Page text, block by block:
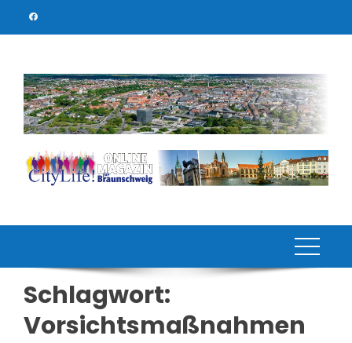
Schlagwort:
Vorsichtsmaßnahmen